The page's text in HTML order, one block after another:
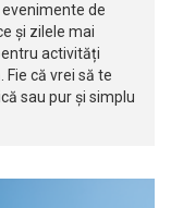
de
și zilele mai
activități
că vrei să te
sau pur și simplu